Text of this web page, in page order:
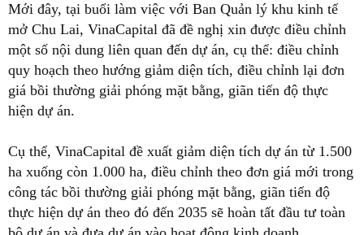
Mới đây, tại buổi làm việc với Ban Quản lý khu kinh tế
mở Chu Lai, VinaCapital đã đề nghị xin được điều chỉnh
một số nội dung liên quan đến dự án, cụ thể: điều chỉnh
quy hoạch theo hướng giảm diện tích, điều chỉnh lại đơn
giá bồi thường giải phóng mặt bằng, giãn tiến độ thực
hiện dự án.
Cụ thể, VinaCapital đề xuất giảm diện tích dự án từ 1.500
ha xuống còn 1.000 ha, điều chỉnh theo đơn giá mới trong
công tác bồi thường giải phóng mặt bằng, giãn tiến độ
thực hiện dự án theo đó đến 2035 sẽ hoàn tất đầu tư toàn